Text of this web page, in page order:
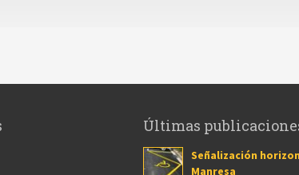
Últimas
Señalización
Manresa